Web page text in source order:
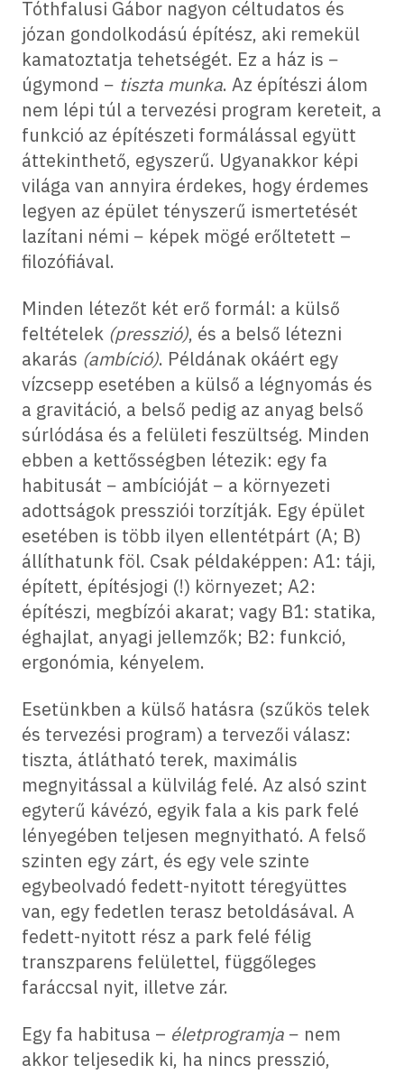
Tóthfalusi Gábor nagyon céltudatos és
józan gondolkodású építész, aki remekül
kamatoztatja tehetségét. Ez a ház is −
úgymond − tiszta munka. Az építészi álom
nem lépi túl a tervezési program kereteit, a
funkció az építészeti formálással együtt
áttekinthető, egyszerű. Ugyanakkor képi
világa van annyira érdekes, hogy érdemes
legyen az épület tényszerű ismertetését
lazítani némi − képek mögé erőltetett –
filozófiával.
Minden létezőt két erő formál: a külső
feltételek (presszió), és a belső létezni
akarás (ambíció). Példának okáért egy
vízcsepp esetében a külső a légnyomás és
a gravitáció, a belső pedig az anyag belső
súrlódása és a felületi feszültség. Minden
ebben a kettősségben létezik: egy fa
habitusát − ambícióját − a környezeti
adottságok pressziói torzítják. Egy épület
esetében is több ilyen ellentétpárt (A; B)
állíthatunk föl. Csak példaképpen: A1: táji,
épített, építésjogi (!) környezet; A2:
építészi, megbízói akarat; vagy B1: statika,
éghajlat, anyagi jellemzők; B2: funkció,
ergonómia, kényelem.
Esetünkben a külső hatásra (szűkös telek
és tervezési program) a tervezői válasz:
tiszta, átlátható terek, maximális
megnyitással a külvilág felé. Az alsó szint
egyterű kávézó, egyik fala a kis park felé
lényegében teljesen megnyitható. A felső
szinten egy zárt, és egy vele szinte
egybeolvadó fedett-nyitott téregyüttes
van, egy fedetlen terasz betoldásával. A
fedett-nyitott rész a park felé félig
transzparens felülettel, függőleges
faráccsal nyit, illetve zár.
Egy fa habitusa – életprogramja − nem
akkor teljesedik ki, ha nincs presszió,